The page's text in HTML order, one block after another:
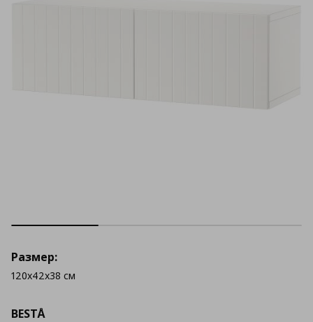
BESTÅ
Размер:
120x42x38 см